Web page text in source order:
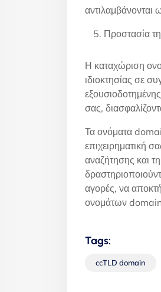
αντιλαμβάνονται
Προστασία
Η καταχώριση
ιδιοκτησίας σε
σας,
Τα ονόματα
επιχειρηματική
αναζήτησης και
αγορές, να
ονομάτων domain
Tags:
ccTLD domain